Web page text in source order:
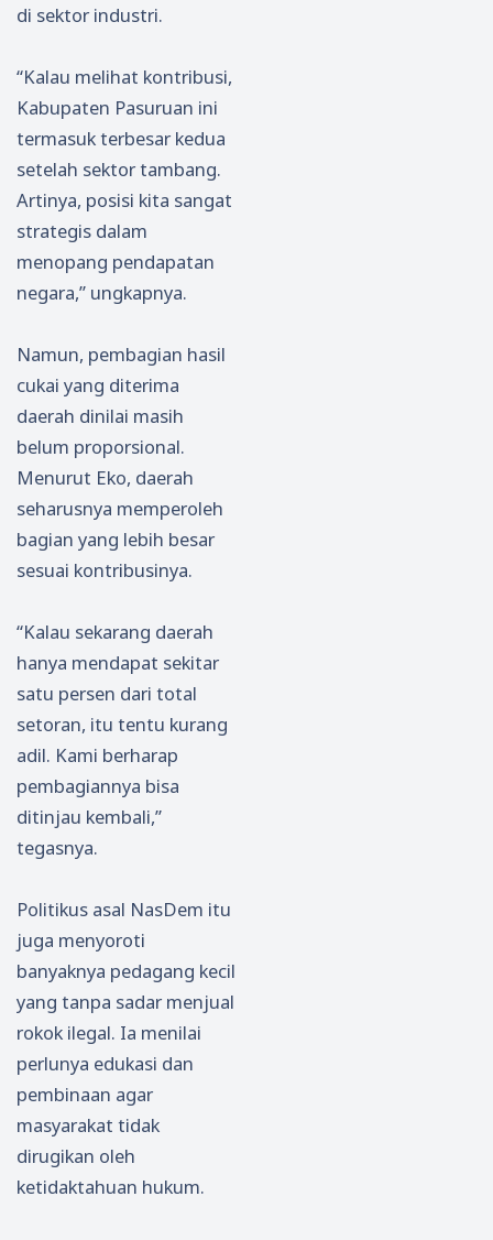
di sektor industri.
“Kalau melihat kontribusi,
Kabupaten Pasuruan ini
termasuk terbesar kedua
setelah sektor tambang.
Artinya, posisi kita sangat
strategis dalam
menopang pendapatan
negara,” ungkapnya.
Namun, pembagian hasil
cukai yang diterima
daerah dinilai masih
belum proporsional.
Menurut Eko, daerah
seharusnya memperoleh
bagian yang lebih besar
sesuai kontribusinya.
“Kalau sekarang daerah
hanya mendapat sekitar
satu persen dari total
setoran, itu tentu kurang
adil. Kami berharap
pembagiannya bisa
ditinjau kembali,”
tegasnya.
Politikus asal NasDem itu
juga menyoroti
banyaknya pedagang kecil
yang tanpa sadar menjual
rokok ilegal. Ia menilai
perlunya edukasi dan
pembinaan agar
masyarakat tidak
dirugikan oleh
ketidaktahuan hukum.